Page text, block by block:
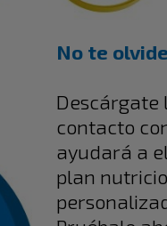
No te
Descárgate
contacto
ayudará a
plan